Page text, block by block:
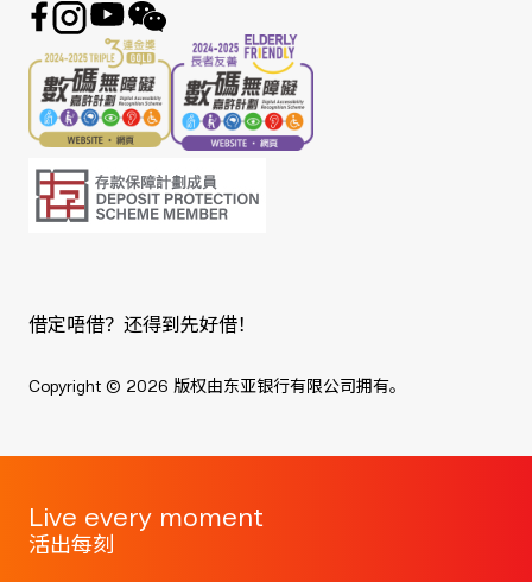
借定唔借？还得到先好借！
Copyright © 2026 版权由东亚银行有限公司拥有。
Live every moment
活出每刻